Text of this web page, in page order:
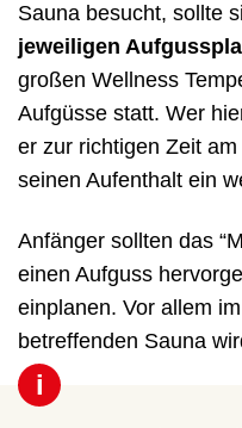
Sauna besucht, sollte
jeweiligen
großen Wellness
Aufgüsse statt. Wer
er zur richtigen Zeit
seinen Aufenthalt ein
Anfänger sollten das
einen Aufguss
einplanen. Vor allem
betreffenden Sauna
i